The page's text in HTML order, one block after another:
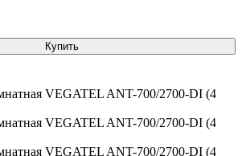
Купить